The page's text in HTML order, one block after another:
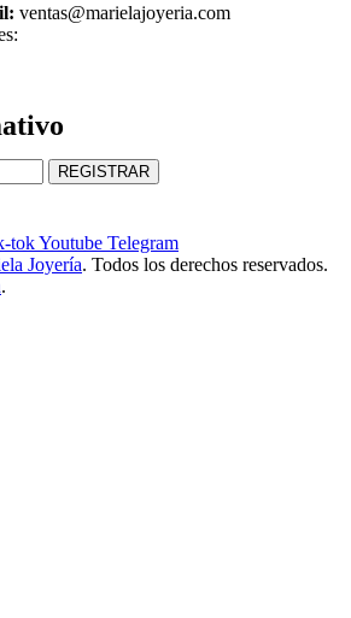
ventas@marielajoyeria.com
tokYoutube Telegram
Joyería. Todos los derechos reservados.
.